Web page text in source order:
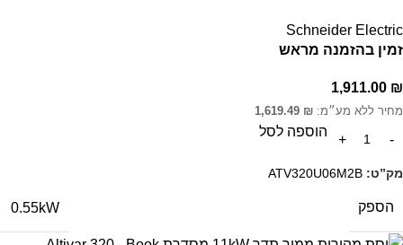
Schneider Electric
זמין בהזמנה מראש
1,911.00 ₪
מחיר ללא מע״מ: 1,619.49 ₪
הוספה לסל
מק”ט: ATV320U06M2B
הספק 0.55kW